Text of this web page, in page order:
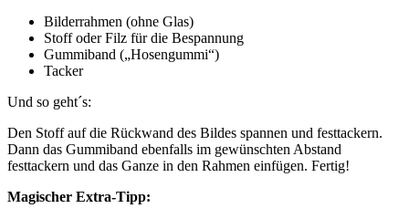
Bilderrahmen (ohne Glas)
Stoff oder Filz für die Bespannung
Gummiband („Hosengummi“)
Tacker
Und so geht´s:
Den Stoff auf die Rückwand des Bildes spannen und festtackern.
Dann das Gummiband ebenfalls im gewünschten Abstand
festtackern und das Ganze in den Rahmen einfügen. Fertig!
Magischer Extra-Tipp: